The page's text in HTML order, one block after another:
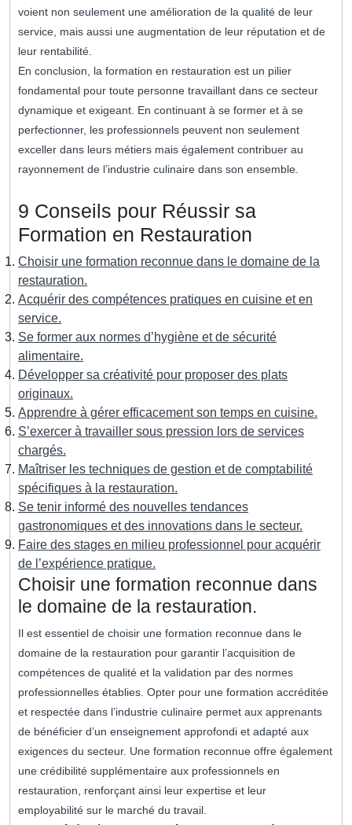
voient non seulement une amélioration de la qualité de leur
service, mais aussi une augmentation de leur réputation et de
leur rentabilité.
En conclusion, la formation en restauration est un pilier
fondamental pour toute personne travaillant dans ce secteur
dynamique et exigeant. En continuant à se former et à se
perfectionner, les professionnels peuvent non seulement
exceller dans leurs métiers mais également contribuer au
rayonnement de l’industrie culinaire dans son ensemble.
9 Conseils pour Réussir sa
Formation en Restauration
Choisir une formation reconnue dans le domaine de la
restauration.
Acquérir des compétences pratiques en cuisine et en
service.
Se former aux normes d’hygiène et de sécurité
alimentaire.
Développer sa créativité pour proposer des plats
originaux.
Apprendre à gérer efficacement son temps en cuisine.
S’exercer à travailler sous pression lors de services
chargés.
Maîtriser les techniques de gestion et de comptabilité
spécifiques à la restauration.
Se tenir informé des nouvelles tendances
gastronomiques et des innovations dans le secteur.
Faire des stages en milieu professionnel pour acquérir
de l’expérience pratique.
Choisir une formation reconnue dans
le domaine de la restauration.
Il est essentiel de choisir une formation reconnue dans le
domaine de la restauration pour garantir l’acquisition de
compétences de qualité et la validation par des normes
professionnelles établies. Opter pour une formation accréditée
et respectée dans l’industrie culinaire permet aux apprenants
de bénéficier d’un enseignement approfondi et adapté aux
exigences du secteur. Une formation reconnue offre également
une crédibilité supplémentaire aux professionnels en
restauration, renforçant ainsi leur expertise et leur
employabilité sur le marché du travail.